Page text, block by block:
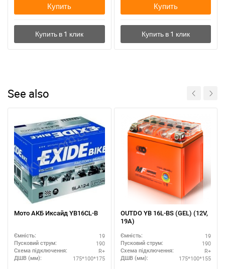
Купить Купить
See also
Мото АКБ Иксайд YB16CL-B
Ємність: 19
Пусковий струм: 190
Схема підключення: R+
ДШВ (мм): 175*100*175
OUTDO YB 16L-BS (GEL) (12V,
19A)
Ємність: 19
Пусковий струм: 190
Схема підключення: R+
ДШВ (мм): 175*100*155